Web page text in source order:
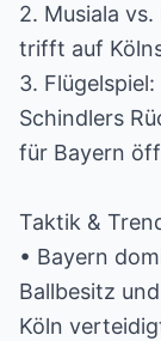
2. Musiala
trifft auf
3.
Schindlers
für Bayern
Taktik &
• Bayern
Ballbesitz
Köln